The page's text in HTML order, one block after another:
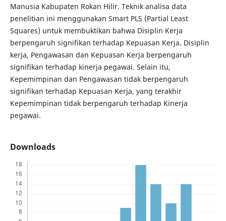
Manusia Kabupaten Rokan Hilir. Teknik analisa data
penelitian ini menggunakan Smart PLS (Partial Least
Squares) untuk membuktikan bahwa Disiplin Kerja
berpengaruh signifikan terhadap Kepuasan Kerja. Disiplin
kerja, Pengawasan dan Kepuasan Kerja berpengaruh
signifikan terhadap kinerja pegawai. Selain itu,
Kepemimpinan dan Pengawasan tidak berpengaruh
signifikan terhadap Kepuasan Kerja, yang terakhir
Kepemimpinan tidak berpengaruh terhadap Kinerja
pegawai.
Downloads